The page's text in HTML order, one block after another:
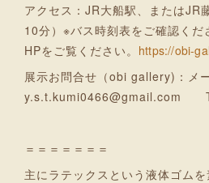
アクセス：JR大船駅、またはJR
10分）※バス時刻表をご確認くだ
HPをご覧ください。 https://obi-
展示お問合せ（obi gallery)：メ
y.s.t.kumi0466@gmail.com
＝＝＝＝＝＝＝
主にラテックスという液体ゴム